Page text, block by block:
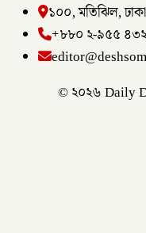
১০০, মতিঝিল, ঢাকা
+৮৮০ ২-৯৫৫
© ২০২৬ Daily